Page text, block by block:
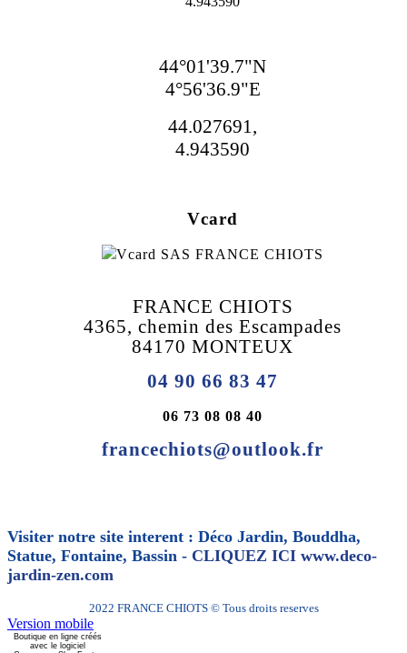
44°01'39.7"N
4°56'36.9"E
44.027691,
4.943590
Vcard
FRANCE CHIOTS
4365, chemin des Escampades
84170 MONTEUX
04 90 66 83 47
06 73 08 08 40
francechiots@outlook.fr
Visiter notre site interent : Déco Jardin, Bouddha,
Statue, Fontaine, Bassin - CLIQUEZ ICI www.deco-
jardin-zen.com
2022 FRANCE CHIOTS © Tous droits reserves
Version mobile
Boutique en ligne créés
avec le logiciel